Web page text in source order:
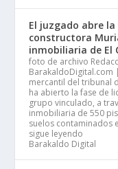
El juzgado abre
constructora
inmobiliaria de El
foto de archivo
BarakaldoDigital.com
mercantil del tribunal
ha abierto la fase de
grupo vinculado, a
inmobiliaria de 550
suelos contaminados
sigue leyendo
Barakaldo Digital